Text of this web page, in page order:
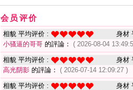
会员评价
相貌 平均评价 : 身材
小骚逼的哥哥 的評論： ( 2026-08-04
相貌 平均评价 : 身材
高光阴影 的評論： ( 2026-07-14 12:09:27 )
相貌 平均评价 : 身材